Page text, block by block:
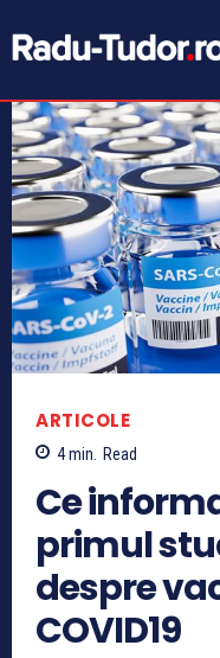
ARTICOLE
4min. Read
Ce
primul
despre
COVID19